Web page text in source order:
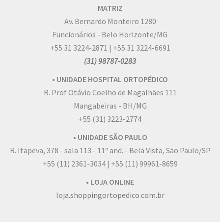
MATRIZ
Av. Bernardo Monteiro 1280
Funcionários - Belo Horizonte/MG
+55 31 3224-2871 | +55 31 3224-6691
(31) 98787-0283
• UNIDADE HOSPITAL ORTOPÉDICO
R. Prof Otávio Coelho de Magalhães 111
Mangabeiras - BH/MG
+55 (31) 3223-2774
• UNIDADE SÃO PAULO
R. Itapeva, 378 - sala 113 - 11º and. - Bela Vista, São Paulo/SP
+55 (11) 2361-3034 | +55 (11) 99961-8659
• LOJA ONLINE
loja.shoppingortopedico.com.br